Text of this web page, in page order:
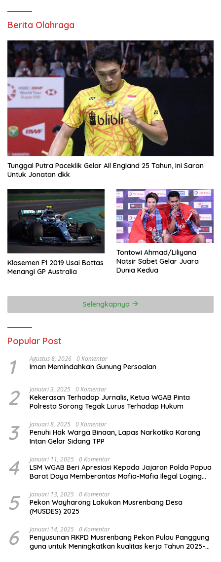
Berita Olahraga
Tunggal Putra Paceklik Gelar All England 25 Tahun, Ini Saran
Untuk Jonatan dkk
Klasemen F1 2019 Usai Bottas
Menangi GP Australia
Tontowi Ahmad/Liliyana
Natsir Sabet Gelar Juara
Dunia Kedua
Selengkapnya
Popular Post
1 Agustus 8, 2026 0 Komentar
Iman Memindahkan Gunung Persoalan
2 Januari 3, 2025 0 Komentar
Kekerasan Terhadap Jurnalis, Ketua WGAB Pinta
Polresta Sorong Tegak Lurus Terhadap Hukum
3 Januari 8, 2025 0 Komentar
Penuhi Hak Warga Binaan, Lapas Narkotika Karang
Intan Gelar Sidang TPP
4 Januari 11, 2025 0 Komentar
LSM WGAB Beri Apresiasi Kepada Jajaran Polda Papua
Barat Daya Memberantas Mafia-Mafia Ilegal Loging
5 Januari 13, 2025 0 Komentar
Pekon Wayharong Lakukan Musrenbang Desa
(MUSDES) 2025
6 Januari 14, 2025 0 Komentar
Penyusunan RKPD Musrenbang Pekon Pulau Panggung
guna untuk Meningkatkan kualitas kerja Tahun 2025-